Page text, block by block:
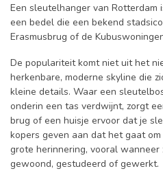
Een sleutelhanger van Rotterdam
een bedel die een bekend
Erasmusbrug of de
De populariteit komt niet uit het
herkenbare, moderne skyline die
kleine details. Waar een
onderin een tas verdwijnt, zorgt
brug of een huisje ervoor dat je
kopers geven aan dat het gaat
grote herinnering, vooral wanneer
gewoond, gestudeerd of gewerkt.